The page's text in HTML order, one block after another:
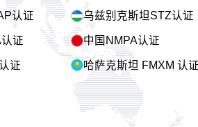
认证 乌兹别克斯坦STZ认证
证 中国NMPA认证
证 哈萨克斯坦 FMXM 认